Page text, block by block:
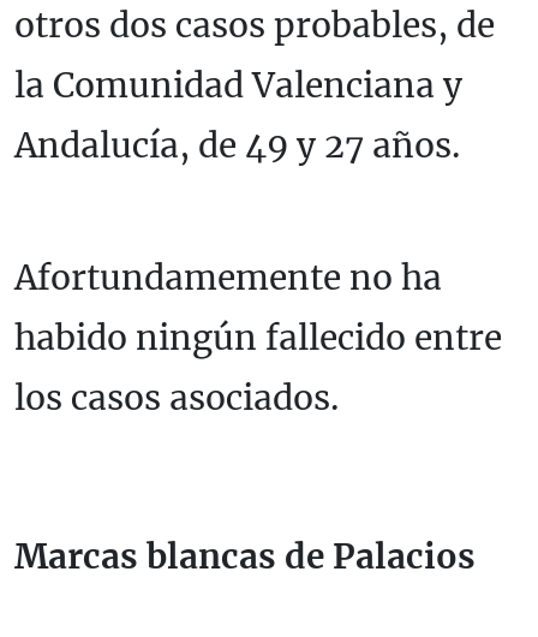
otros dos casos probables, de
la Comunidad Valenciana y
Andalucía, de 49 y 27 años.
Afortundamemente no ha
habido ningún fallecido entre
los casos asociados.
Marcas blancas de Palacios